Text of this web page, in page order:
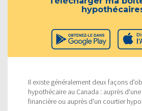
Il existe généralement deux façons
hypothécaire au Canada : auprès
financière ou auprès d'un courtier